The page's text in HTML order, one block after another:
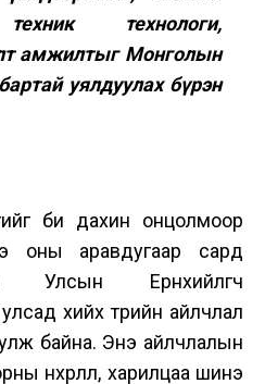
технологи,
амжилтыг Монголын
уялдуулах бүрэн
би дахин онцолмоор
оны аравдугаар сард
Улсын Ерөнхийлөгч
хийх төрийн айлчлал
байна. Энэ айлчлалын
нөхөрлөл, харилцаа шинэ